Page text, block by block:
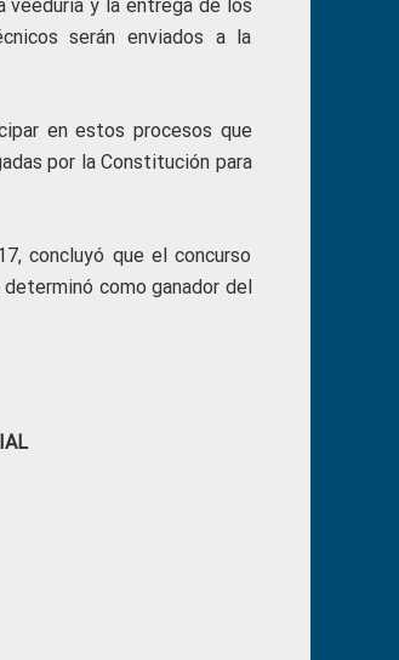
veeduría y la entrega de los
serán enviados a la
en estos procesos que
por la Constitución para
concluyó que el concurso
como ganador del